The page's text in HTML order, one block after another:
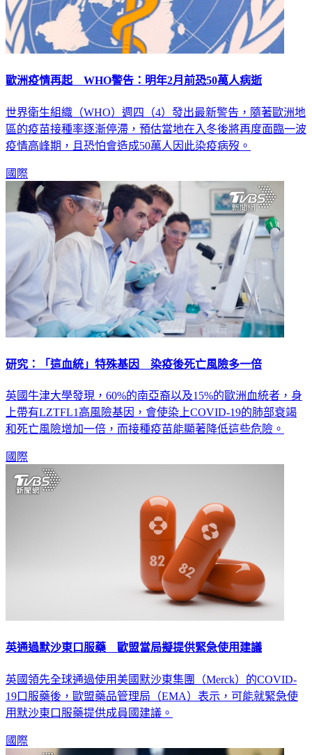
歐洲疫情再起 WHO警告：明年2月前恐50萬人病逝
世界衛生組織（WHO）週四（4）發出最新警告，隨著歐洲地
區的疫苗接種率逐漸停滯，預估當地在入冬後將再度面臨一波
疫情高峰期，且恐怕會造成50萬人因此染疫病歿。
國際
研究：「這血統」特殊基因 染疫後死亡風險多一倍
英國牛津大學發現，60%的南亞裔以及15%的歐洲血統者，身
上帶有LZTFL1高風險基因，會使染上COVID-19的肺部衰竭
和死亡風險增加一倍，而接種疫苗能顯著降低這些危險。
國際
英通過默沙東口服藥 歐盟當局擬提供緊急使用建議
英國領先全球通過使用美國默沙東集團（Merck）的COVID-
19口服藥後，歐盟藥品管理局（EMA）表示，可能就緊急使
用默沙東口服藥提供成員國建議。
國際